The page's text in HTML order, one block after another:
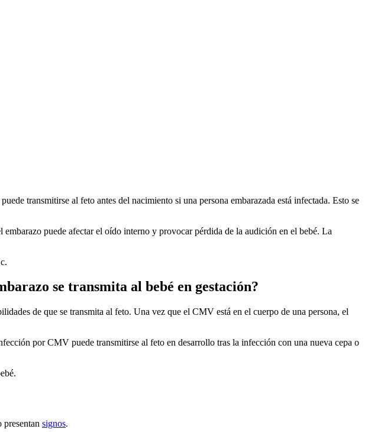
transmitirse al feto antes del nacimiento si una persona embarazada está infectada. Esto se
puede afectar el oído interno y provocar pérdida de la audición en el bebé. La
se transmita al bebé en gestación?
de que se transmita al feto. Una vez que el CMV está en el cuerpo de una persona, el
por CMV puede transmitirse al feto en desarrollo tras la infección con una nueva cepa o
signos.